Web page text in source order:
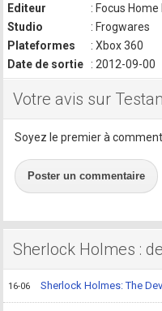
Editeur
: Focus
Studio
: Frogwares
Plateformes
: Xbox 360
Date de sortie
: 2012-09-00
Votre avis sur
Soyez le premier à
Poster un commentaire
Sherlock Holmes :
16-06 Sherlock Holmes: The